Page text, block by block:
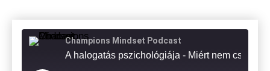
Champions Mindset Podcast